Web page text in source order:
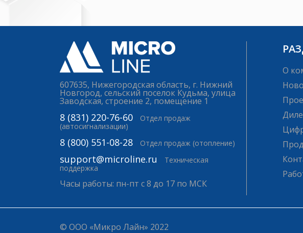
607635, Нижегородская область, г. Нижний
Новгород, сельский поселок Кудьма, улица
Заводская, строение 2, помещение 1
8 (831) 220-76-60
Отдел продаж
(автосигнализации)
8 (800) 551-08-28 Отдел продаж (отопление)
support@microline.ru
Техническая
поддержка
Часы работы: пн-пт с 8 до 17 по МСК
О
© ООО «Микро Лайн» 2022